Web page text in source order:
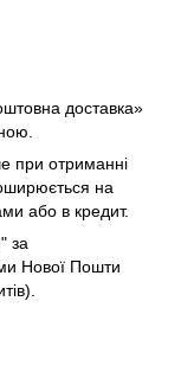
доставка»
при отриманні
на
або в кредит.
за
Нової Пошти